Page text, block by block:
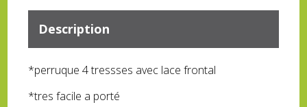
Description
*perruque 4 tressses avec lace frontal
*tres facile a porté